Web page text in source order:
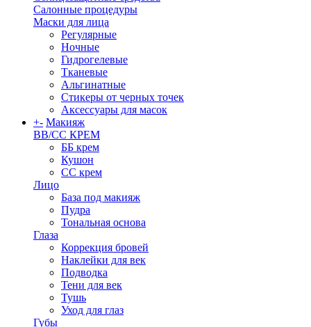
Салонные процедуры
Маски для лица
Регулярные
Ночные
Гидрогелевые
Тканевые
Альгинатные
Стикеры от черных точек
Аксессуары для масок
+- Макияж
BB/CC КРЕМ
ББ крем
Кушон
СС крем
Лицо
База под макияж
Пудра
Тональная основа
Глаза
Коррекция бровей
Наклейки для век
Подводка
Тени для век
Тушь
Уход для глаз
Губы